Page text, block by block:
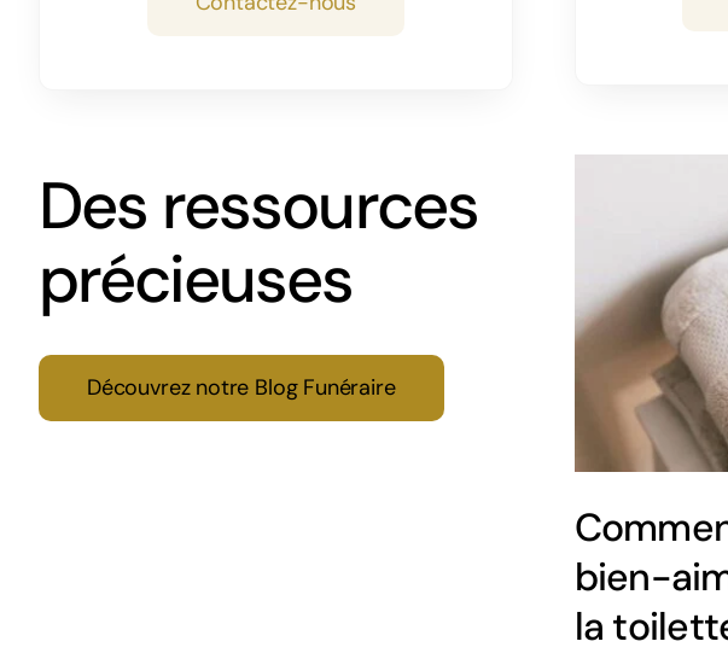
Des ressources
précieuses
Découvrez notre Blog Funéraire
bien-
la